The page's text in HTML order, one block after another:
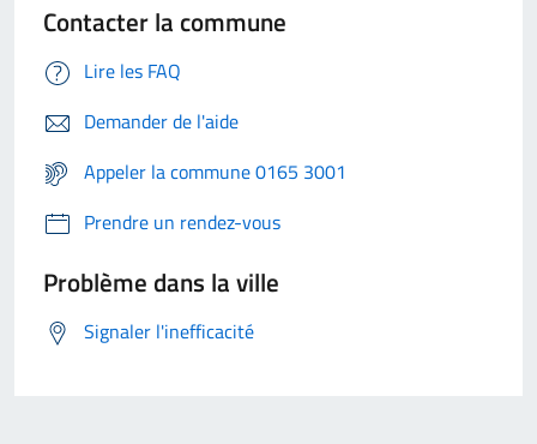
Contacter la commune
Lire les FAQ
Demander de l'aide
Appeler la commune 0165 3001
Prendre un rendez-vous
Problème dans la ville
Signaler l'inefficacité